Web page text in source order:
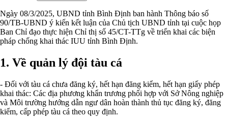
Ngày 08/3/2025, UBND tỉnh Bình Định ban hành Thông báo số
90/TB-UBND ý kiến kết luận của Chủ tịch UBND tỉnh tại cuộc họp
Ban Chỉ đạo thực hiện Chỉ thị số 45/CT-TTg về triển khai các biện
pháp chống khai thác IUU tỉnh Bình Định.
1. Về quản lý đội tàu cá
- Đối với tàu cá chưa đăng ký, hết hạn đăng kiểm, hết hạn giấy phép
khai thác: Các địa phương khẩn trương phối hợp với Sở Nông nghiệp
và Môi trường hướng dẫn ngư dân hoàn thành thủ tục đăng ký, đăng
kiểm, cấp phép tàu cá theo quy định.